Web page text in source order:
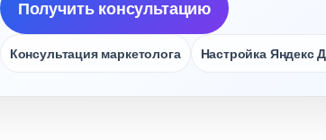
Получить консультацию
Консультация маркетолога Настройка Яндекс